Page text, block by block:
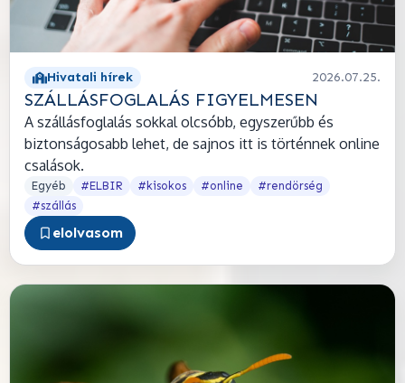
Hivatali hírek 2026.07.25.
SZÁLLÁSFOGLALÁS FIGYELMESEN
A szállásfoglalás sokkal olcsóbb, egyszerűbb és
biztonságosabb lehet, de sajnos itt is történnek online
csalások.
Egyéb #ELBIR #kisokos #online
#rendörség
#szállás
elolvasom